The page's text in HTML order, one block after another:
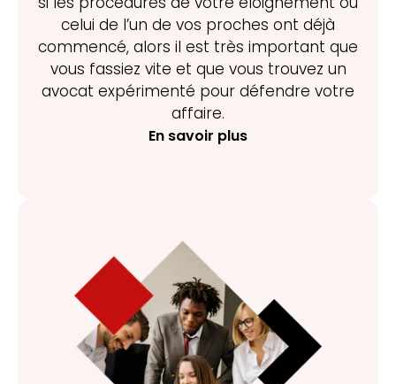
celui de l’un de vos proches ont déjà
commencé, alors il est très important que
vous fassiez vite et que vous trouvez un
avocat expérimenté pour défendre votre
affaire.
En savoir plus